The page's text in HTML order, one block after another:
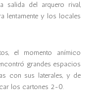
salida del arquero rival,
lentamente y los locales
el momento anímico
grandes espacios
con sus laterales, y de
los cartones 2-0.